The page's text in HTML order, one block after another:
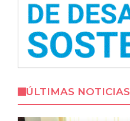
ÚLTIMAS NOTICIAS